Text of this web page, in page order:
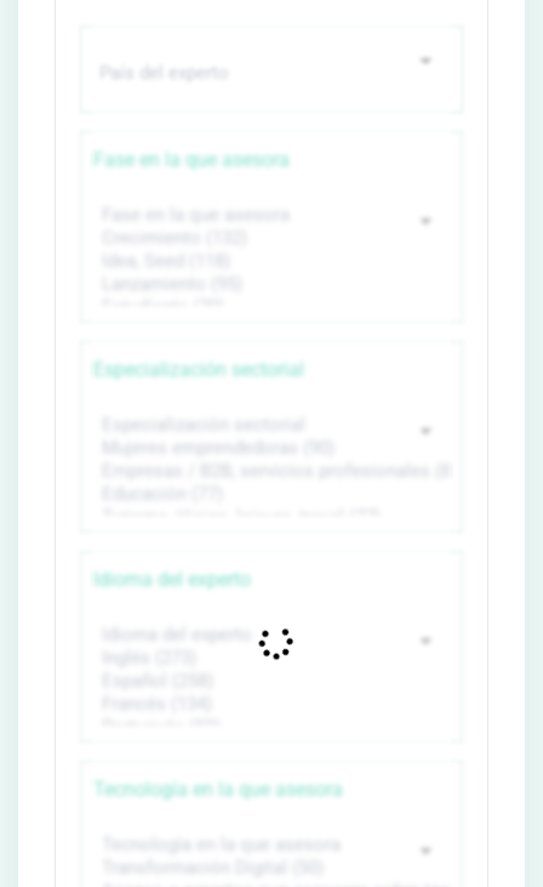
Fase en la que asesora
Especialización sectorial
Idioma del experto
Tecnología en la que asesora